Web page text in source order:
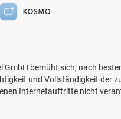
GmbH bemüht sich, nach
und Vollständigkeit der
Internetauftritte nicht